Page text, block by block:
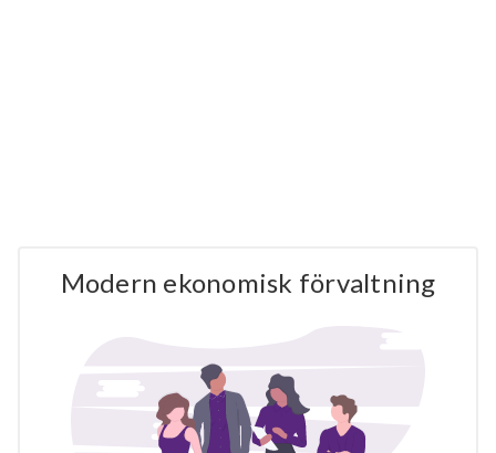
Modern ekonomisk förvaltning